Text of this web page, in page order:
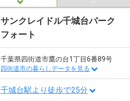
サンクレイドル千城台パーク
フォート
千葉県四街道市鷹の台1丁目6番89号
四街道市の暮らしデータを見る
千城台駅より徒歩で25分